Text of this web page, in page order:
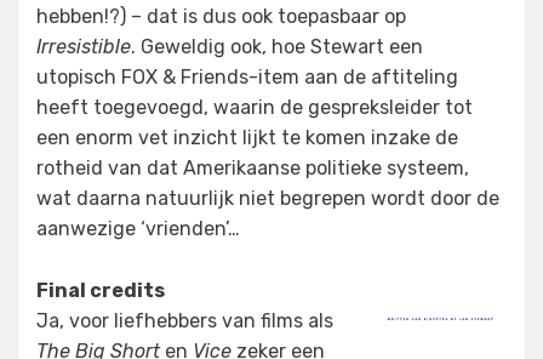
hebben!?) – dat is dus ook toepasbaar op
Irresistible. Geweldig ook, hoe Stewart een
utopisch FOX & Friends-item aan de aftiteling
heeft toegevoegd, waarin de gespreksleider tot
een enorm vet inzicht lijkt te komen inzake de
rotheid van dat Amerikaanse politieke systeem,
wat daarna natuurlijk niet begrepen wordt door de
aanwezige ‘vrienden’…
Final credits
Ja, voor liefhebbers van films als
The Big Shorten Vice zeker een